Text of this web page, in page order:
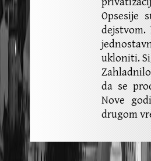
Opsesije
ukloniti.
da se
Nove
drugom